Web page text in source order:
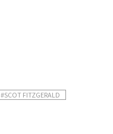
#SCOT FITZGERALD